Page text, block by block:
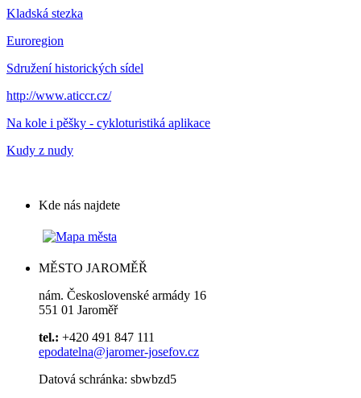
Kladská stezka
Euroregion
Sdružení historických sídel
http://www.aticcr.cz/
Na kole i pěšky - cykloturistiká aplikace
Kudy z nudy
Kde nás najdete
MĚSTO JAROMĚŘ
nám. Československé armády 16
551 01 Jaroměř
tel.: +420 491 847 111
epodatelna@jaromer-josefov.cz
Datová schránka: sbwbzd5